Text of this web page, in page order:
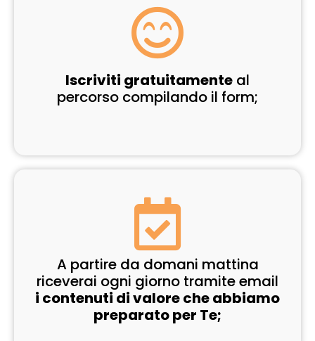
Iscriviti gratuitamente al
percorso compilando il form;
A partire da domani mattina
riceverai ogni giorno tramite email
i contenuti di valore che abbiamo
preparato per Te;